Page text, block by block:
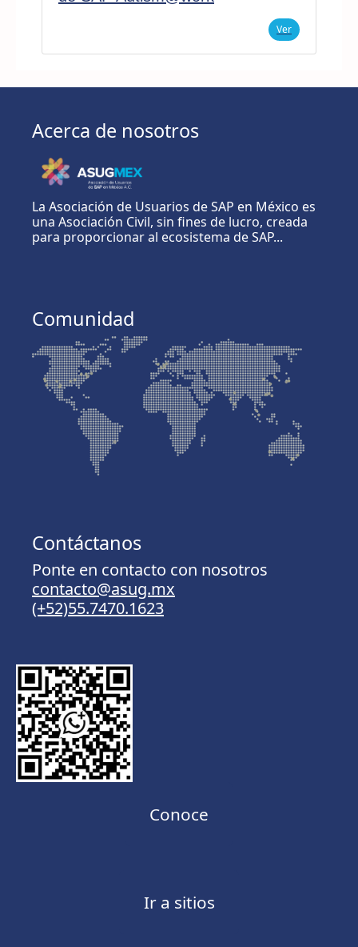
Ver
Acerca de nosotros
La Asociación de Usuarios de SAP en México es
una Asociación Civil, sin fines de lucro, creada
para proporcionar al ecosistema de SAP...
Comunidad
Contáctanos
Ponte en contacto con nosotros
contacto@asug.mx
(+52)55.7470.1623
Conoce
Ir a sitios